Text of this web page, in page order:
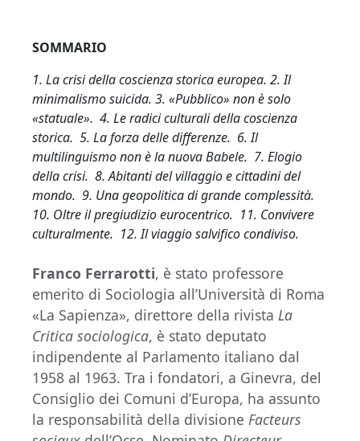
SOMMARIO
1. La crisi della coscienza storica europea. 2. Il
minimalismo suicida. 3. «Pubblico» non è solo
«statuale». 4. Le radici culturali della coscienza
storica. 5. La forza delle differenze. 6. Il
multilinguismo non è la nuova Babele. 7. Elogio
della crisi. 8. Abitanti del villaggio e cittadini del
mondo. 9. Una geopolitica di grande complessità.
10. Oltre il pregiudizio eurocentrico. 11. Convivere
culturalmente. 12. Il viaggio salvifico condiviso.
Franco Ferrarotti, è stato professore
emerito di Sociologia all’Università di Roma
«La Sapienza», direttore della rivista La
Critica sociologica, è stato deputato
indipendente al Parlamento italiano dal
1958 al 1963. Tra i fondatori, a Ginevra, del
Consiglio dei Comuni d’Europa, ha assunto
la responsabilità della divisione Facteurs